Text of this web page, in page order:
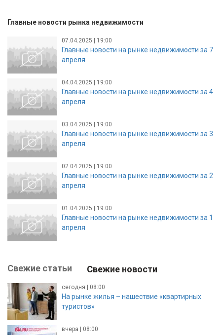
Главные новости рынка недвижимости
07.04.2025 | 19:00
Главные новости на рынке недвижимости за 7
апреля
04.04.2025 | 19:00
Главные новости на рынке недвижимости за 4
апреля
03.04.2025 | 19:00
Главные новости на рынке недвижимости за 3
апреля
02.04.2025 | 19:00
Главные новости на рынке недвижимости за 2
апреля
01.04.2025 | 19:00
Главные новости на рынке недвижимости за 1
апреля
Свежие статьи Свежие новости
сегодня | 08:00
На рынке жилья – нашествие «квартирных
туристов»
вчера | 08:00